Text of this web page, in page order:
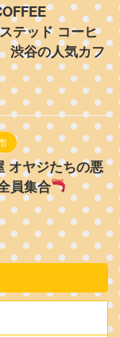
テッド コーヒ
渋谷の人気カフ
オヤジたちの悪
員集合